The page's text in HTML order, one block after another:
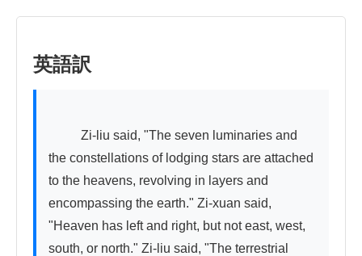
英語訳
the constellations of lodging stars are attached
to the heavens, revolving in layers and
encompassing the earth." Zi-xuan said,
"Heaven has left and right, but not east, west,
south, or north." Zi-liu said, "The terrestrial